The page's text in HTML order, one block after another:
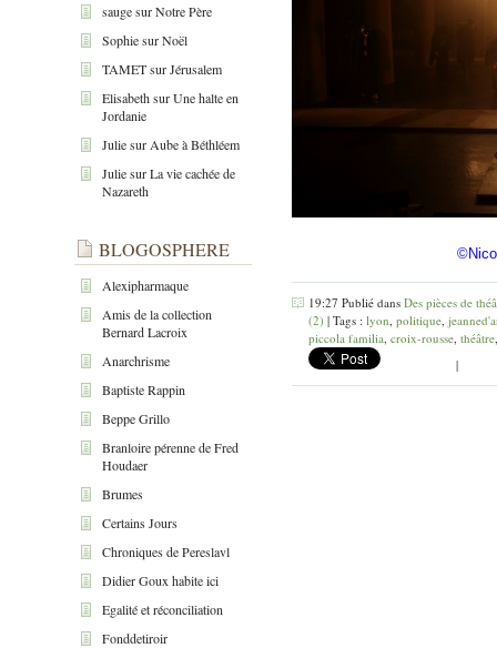
saugesurNotre Père
SophiesurNoël
TAMETsurJérusalem
ElisabethsurUne halte en
Jordanie
Juliesur Aube à Béthléem
JuliesurLa vie cachée de
Nazareth
BLOGOSPHERE
Alexipharmaque
Amis de la collection
Bernard Lacroix
Anarchrisme
Baptiste Rappin
Beppe Grillo
Branloire pérenne de Fred
Houdaer
Brumes
Certains Jours
Chroniques de Pereslavl
Didier Goux habite ici
Egalité et réconciliation
Fonddetiroir
19:27 Publié dans Des pièces de
(2) | Tags : lyon politique
piccola familia croix-rousse théâtre
|